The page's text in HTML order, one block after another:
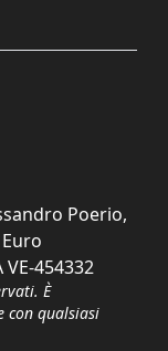
Poerio,
VE-454332
È
con qualsiasi